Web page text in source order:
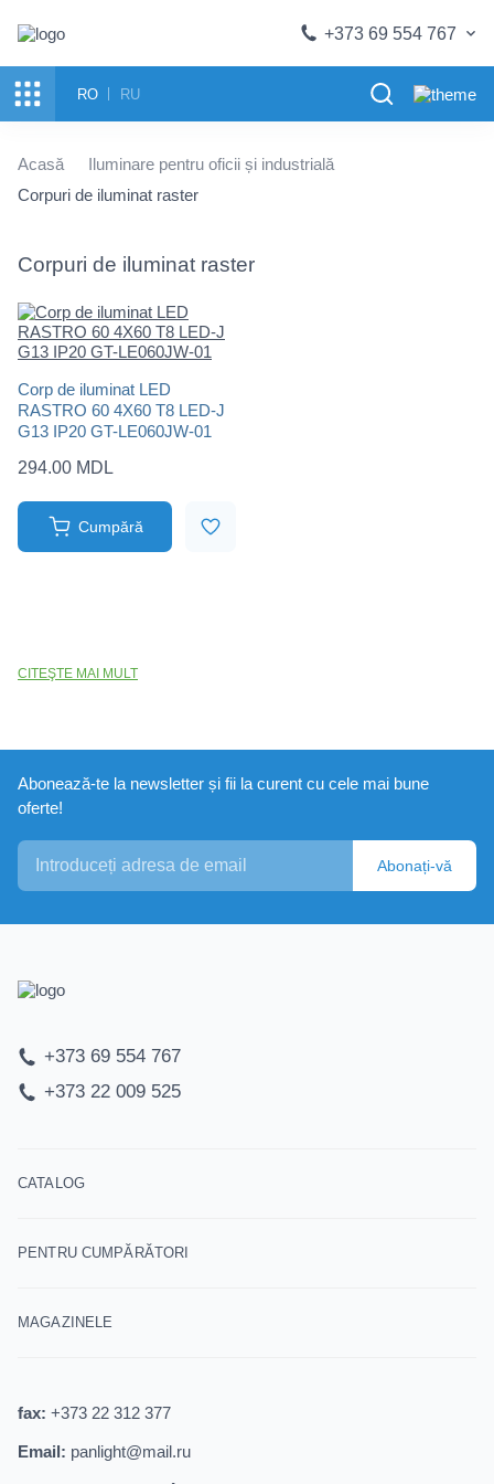
+373 69 554 767
RO RU
Acasă
Iluminare pentru oficii și industrială
Corpuri de iluminat raster
Corpuri de iluminat raster
Corp de iluminat LED
RASTRO 60 4X60 T8 LED-J
G13 IP20 GT-LE060JW-01
294.00 MDL
Cumpără
CITEŞTE MAI MULT
Abonează-te la newsletter și fii la curent cu cele mai bune
oferte!
Abonați-vă
+373 69 554 767
+373 22 009 525
CATALOG
PENTRU CUMPĂRĂTORI
MAGAZINELE
fax: +373 22 312 377
Email: panlight@mail.ru